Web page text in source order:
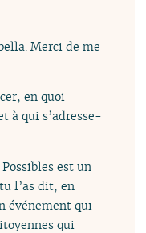
Merci de me
en quoi
à qui s’adresse-
est un
l’as dit, en
événement qui
qui